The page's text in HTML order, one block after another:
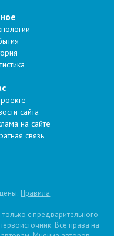
сайта
на сайте
связь
Правила
с предварительного
Все права на